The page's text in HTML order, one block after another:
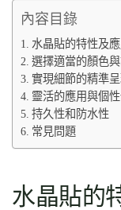
內容目錄
水晶貼的特性及
選擇適當的顏色
實現細節的精準
靈活的應用與個
持久性和防水性
常見問題
水晶貼的